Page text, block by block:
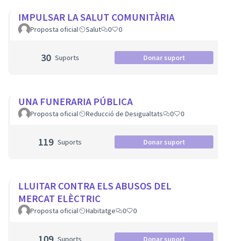
IMPULSAR LA SALUT COMUNITÀRIA
Proposta oficial Salut 0 0
30 Suports Donar suport
UNA FUNERARIA PÚBLICA
Proposta oficial Reducció de Desigualtats 0 0
119 Suports Donar suport
LLUITAR CONTRA ELS ABUSOS DEL
MERCAT ELÈCTRIC
Proposta oficial Habitatge 0 0
Suports Donar suport